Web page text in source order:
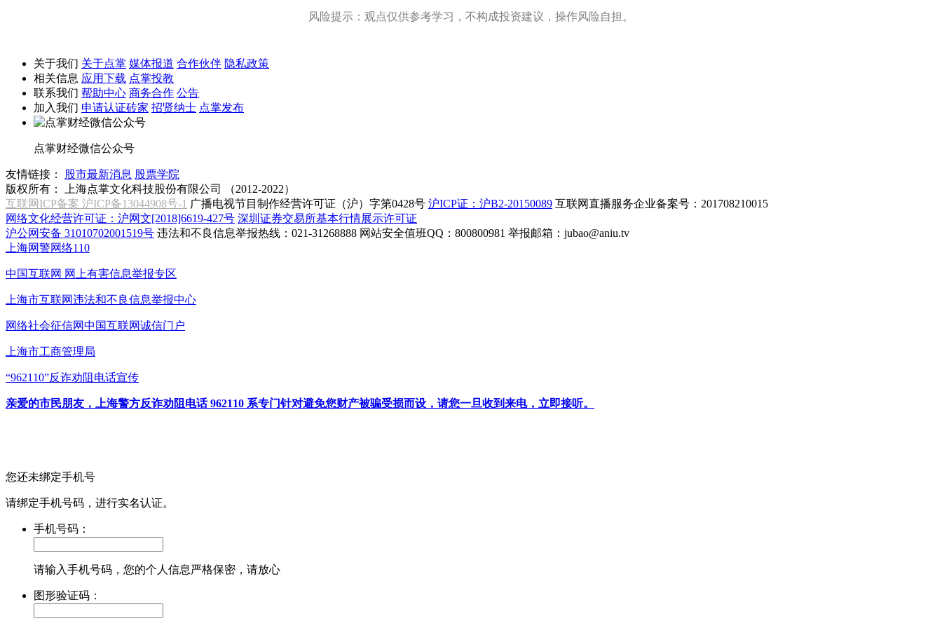
风险提示：观点仅供参考学习，不构成投资建议，操作风险自担。
关于我们 关于点掌 媒体报道 合作伙伴 隐私政策
相关信息 应用下载 点掌投教
联系我们 帮助中心 商务合作 公告
加入我们 申请认证砖家 招贤纳士 点掌发布
点掌财经微信公众号
友情链接： 股市最新消息 股票学院
版权所有：
上海点掌文化科技股份有限公司 （2012-2022）
互联网ICP备案 沪ICP备13044908号-1 广播电视节目制作经营许可证（沪）字第0428号 沪ICP证：沪B2-20150089 互联网直播服务企业备案号：201708210015
网络文化经营许可证：沪网文[2018]6619-427号 深圳证券交易所基本行情展示许可证
沪公网安备 31010702001519号 违法和不良信息举报热线：021-31268888 网站安全值班QQ：800800981 举报邮箱： jubao@aniu.tv
上海网警网络110
中国互联网 网上有害信息举报专区
上海市互联网违法和不良信息举报中心
网络社会征信网中国互联网诚信门户
上海市工商管理局
“962110”反诈劝阻电话宣传
亲爱的市民朋友，上海警方反诈劝阻电话 962110 系专门针对避免您财产被骗受损而设，请您一旦收到来电，立即接听。
您还未绑定手机号
请绑定手机号码，进行实名认证。
手机号码：
请输入手机号码，您的个人信息严格保密，请放心
图形验证码：